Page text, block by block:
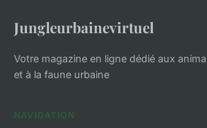
Jungleurbainevirtuel
Votre magazine en ligne dédié aux
et à la faune urbaine
NAVIGATION